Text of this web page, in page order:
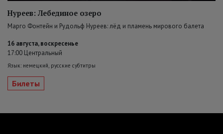
Нуреев: Лебединое озеро
Марго Фонтейн и Рудольф Нуреев: лёд и пламень мирового балета
16 августа, воскресенье
17:00 Центральный
Язык: немецкий, русские субтитры
Билеты